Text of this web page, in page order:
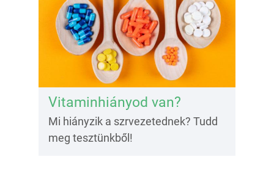
Vitaminhiányod van?
Mi hiányzik a szrvezetednek? Tudd
meg tesztünkből!